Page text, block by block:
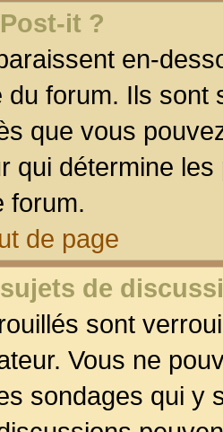
it ?
en-
du forum. Ils
que vous
qui détermine
forum.
de page
de
sont
Vous ne
sondages qui y